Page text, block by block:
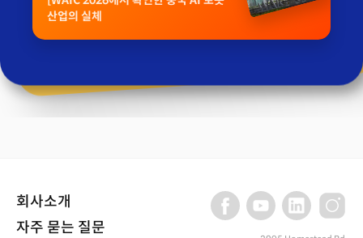
산업의 실체
회사소개
자주 묻는 질문